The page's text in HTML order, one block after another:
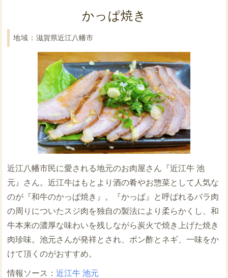
かっぱ焼き
滋賀県近江八幡市
近江八幡市民に愛される地元のお肉屋さん『近江牛 池
元』さん。近江牛はもとより酒の肴やお惣菜として人気な
のが『和牛のかっぱ焼き』。『かっぱ』と呼ばれるバラ肉
の周りについたスジ肉を独自の製法により柔らかくし、和
牛本来の濃厚な味わいを残しながら炭火で焼き上げた焼き
肉珍味。池元さんが発祥とされ、ポン酢とネギ、一味をか
けて頂くのがおすすめ。
近江牛 池元